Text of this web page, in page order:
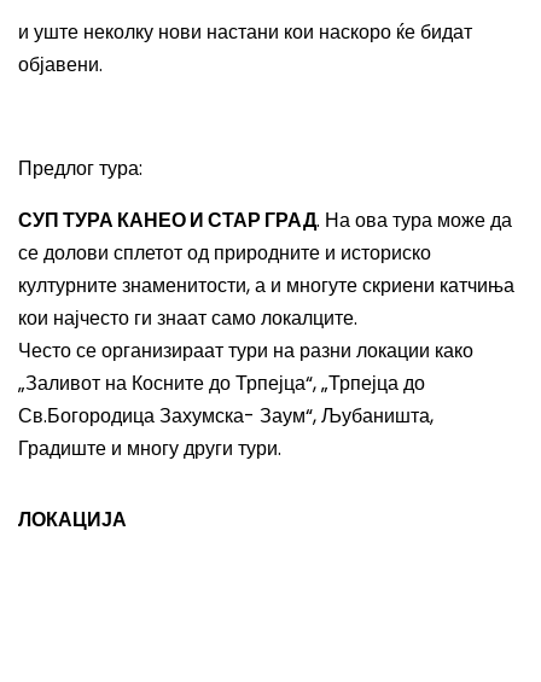
и уште неколку нови настани кои наскоро ќе бидат
објавени.
Предлог тура:
СУП ТУРА КАНЕО И СТАР ГРАД. На ова тура може да
се долови сплетот од природните и историско
културните знаменитости, а и многуте скриени катчиња
кои најчесто ги знаат само локалците.
Често се организираат тури на разни локации како
„Заливот на Косните до Трпејца“, „Трпејца до
Св.Богородица Захумска- Заум“, Љубаништа,
Градиште и многу други тури.
ЛОКАЦИЈА